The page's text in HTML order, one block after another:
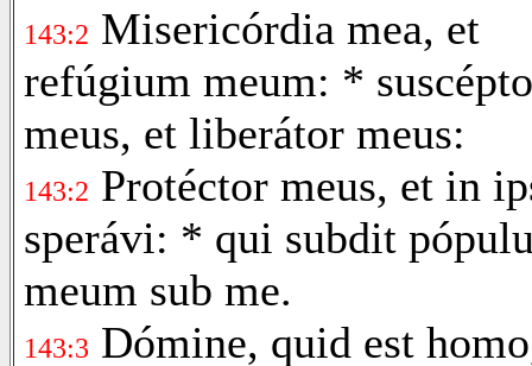
143:2 Misericórdia mea, et
refúgium meum: *
meus, et liberátor meus:
143:2 Protéctor meus, et in
sperávi: * qui subdit
meum sub me.
143:3 Dómine, quid est